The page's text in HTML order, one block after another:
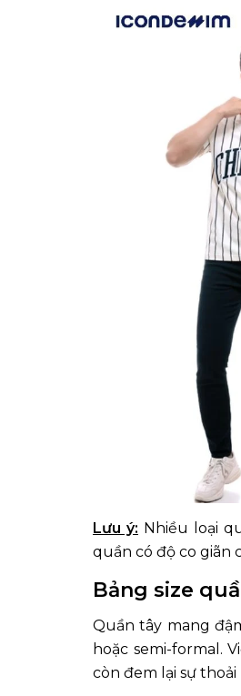
Lưu ý: Nhiều loại
quần có độ co giãn
Bảng size
Quần tây mang
hoặc semi-formal.
còn đem lại sự thoải